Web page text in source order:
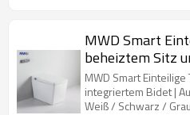
MWD Smart
beheiztem Sitz
Automatische
Schwarz / Grau
MWD Smart
integriertem Bidet |
Weiß / Schwarz / Grau